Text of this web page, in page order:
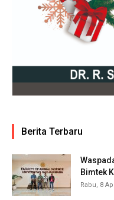
Berita Terbaru
Bimtek
Rabu, 8